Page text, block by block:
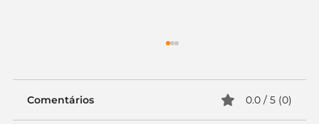
Comentários 0.0 / 5 (0)